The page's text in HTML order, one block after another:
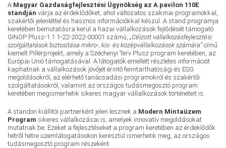
A Magyar Gazdaságfejlesztési Ügynökség az A pavilon 110E
standján várja az érdeklődőket, ahol változatos szakmai programokkal,
szakértői jelenléttel és hasznos információkkal készül. A stand programja
keretében bemutatásra kerül a hazai vállalkozások fejlődését támogató
GINOP Plusz-1.1.1-22-2022-00001 számú, „Célzott vállalkozásfejlesztési
szolgáltatások biztosítása mikro-, kis- és középvállalkozások számára”című
kiemelt Pillérprojekt, amely a Széchenyi Terv Plusz program keretében, az
Európai Unió támogatásával. A látogatók emellett részletes információt
kaphatnak a vállalkozások jövőjét érintő fenntarthatósági és ESG
megoldásokról, az elérhető tanácsadási programokról és szakértői
szolgáltatásokról, valamint az országos tudásmegosztó program
keretében megismerhetik sikeres magyar vállalkozások történeteit is.
A standon kiállítói partnerként jelen lesznek a Modern Mintaüzem
Program sikeres vállalkozásai is, amelyek innovatív megoldásokat
mutatnak be. Ezeket a fejlesztéseket a program keretében az érdeklődők
hétről hétre üzemlátogatásokon keresztül ismerhetik meg, az országos
tudásmegosztó program részeként.